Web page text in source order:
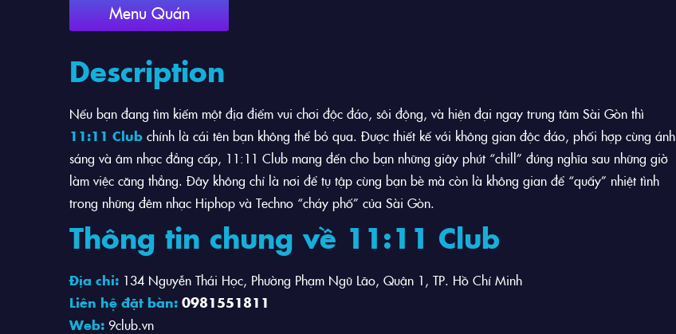
Menu Quán
Description
Nếu bạn đang tìm kiếm một địa điểm vui chơi độc đáo, sôi động, và hiện đại ngay trung tâm Sài Gòn thì
11:11 Club chính là cái tên bạn không thể bỏ qua. Được thiết kế với không gian độc đáo, phối hợp cùng ánh
sáng và âm nhạc đẳng cấp, 11:11 Club mang đến cho bạn những giây phút “chill” đúng nghĩa sau những giờ
làm việc căng thẳng. Đây không chỉ là nơi để tụ tập cùng bạn bè mà còn là không gian để “quẩy” nhiệt tình
trong những đêm nhạc Hiphop và Techno “cháy phố” của Sài Gòn.
Thông tin chung về 11:11 Club
Địa chỉ: 134 Nguyễn Thái Học, Phường Phạm Ngũ Lão, Quận 1, TP. Hồ Chí Minh
Liên hệ đặt bàn: 0981551811
Web: 9club.vn